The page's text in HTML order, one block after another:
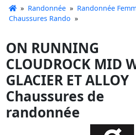
» Randonnée » Randonnée
Chaussures Rando »
ON RUNNING
CLOUDROCK MID
GLACIER ET ALLOY
Chaussures de
randonnée